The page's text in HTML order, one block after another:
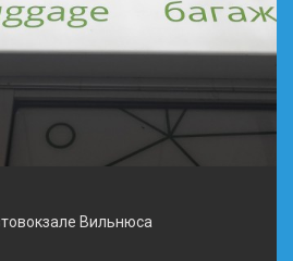
Вильнюса